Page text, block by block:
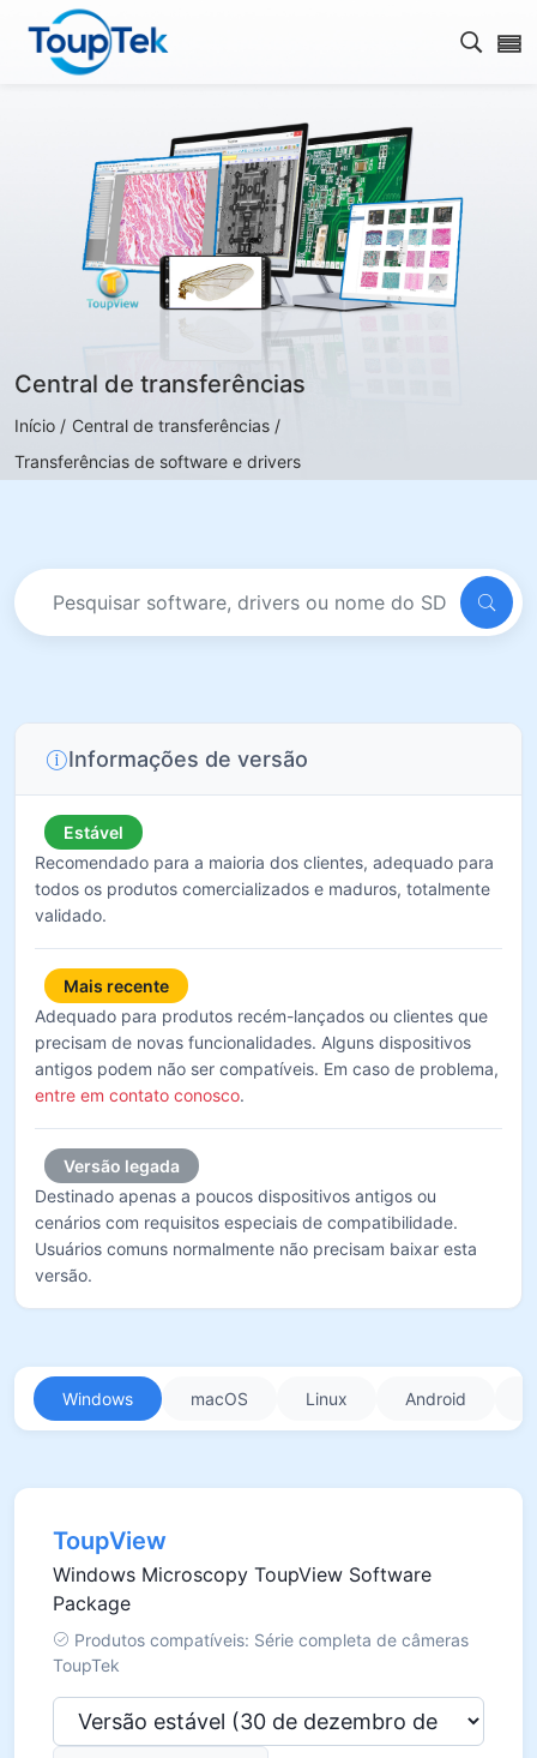
Abrir
Central de transferências
Início / Central de transferências /
Transferências de software e drivers
Informações de versão
Estável
Recomendado para a maioria dos clientes, adequado para
todos os produtos comercializados e maduros, totalmente
validado.
Mais recente
Adequado para produtos recém-lançados ou clientes que
precisam de novas funcionalidades. Alguns dispositivos
antigos podem não ser compatíveis. Em caso de problema,
entre em contato conosco.
Versão legada
Destinado apenas a poucos dispositivos antigos ou
cenários com requisitos especiais de compatibilidade.
Usuários comuns normalmente não precisam baixar esta
versão.
Windows macOS Linux Android
ToupView
Windows Microscopy ToupView Software
Package
Produtos compatíveis: Série completa de câmeras
ToupTek